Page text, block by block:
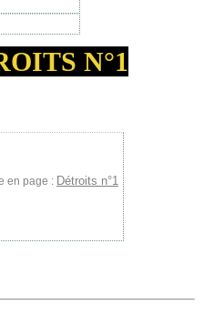
N°1
en page : Détroits n°1